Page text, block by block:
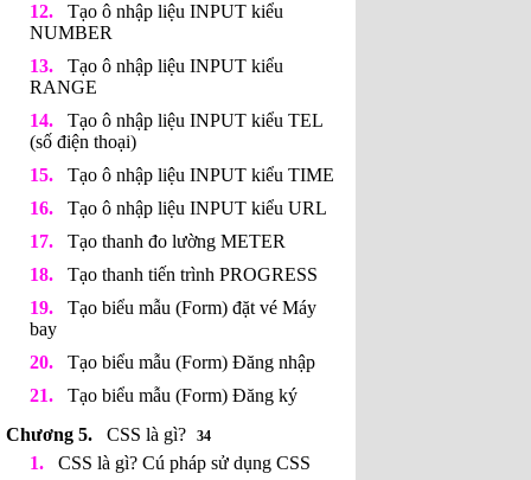
Tạo ô nhập liệu INPUT kiểu
NUMBER
Tạo ô nhập liệu INPUT kiểu
RANGE
Tạo ô nhập liệu INPUT kiểu TEL
(số điện thoại)
Tạo ô nhập liệu INPUT kiểu TIME
Tạo ô nhập liệu INPUT kiểu URL
Tạo thanh đo lường METER
Tạo thanh tiến trình PROGRESS
Tạo biểu mẫu (Form) đặt vé Máy
bay
Tạo biểu mẫu (Form) Đăng nhập
Tạo biểu mẫu (Form) Đăng ký
CSS là gì?
34
CSS là gì? Cú pháp sử dụng CSS